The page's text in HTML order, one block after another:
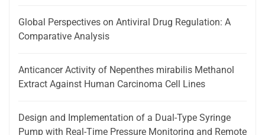
Global Perspectives on Antiviral Drug Regulation: A
Comparative Analysis
Anticancer Activity of Nepenthes mirabilis Methanol
Extract Against Human Carcinoma Cell Lines
Design and Implementation of a Dual-Type Syringe
Pump with Real-Time Pressure Monitoring and Remote